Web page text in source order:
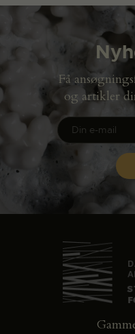
Få
og artikler